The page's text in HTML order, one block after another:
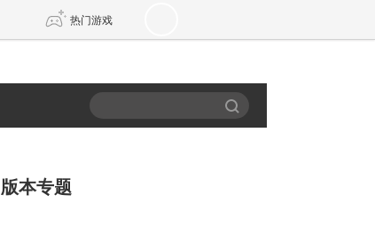
热门游戏
传奇4
版本专题